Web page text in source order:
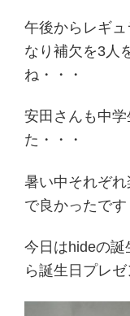
午後からレギ
なり補欠を3人
ね・・・
安田さんも中
た・・・
暑い中それぞ
で良かったです
今日はhideの
ら誕生日プレゼ